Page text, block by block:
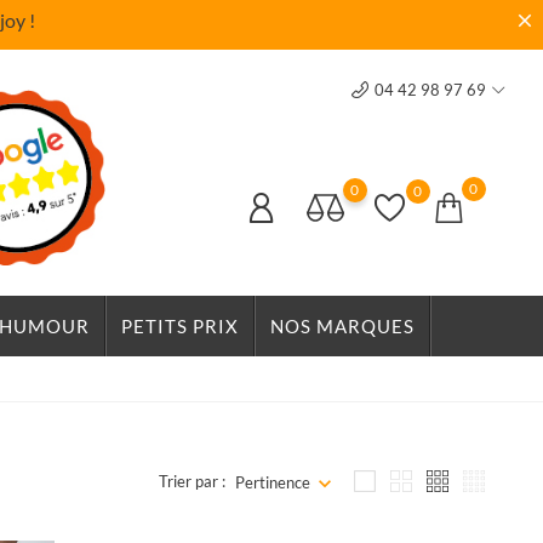
!
04 42 98 97 69
0 0 0
HUMOUR PETITS PRIX NOS MARQUES
Trier par : Pertinence